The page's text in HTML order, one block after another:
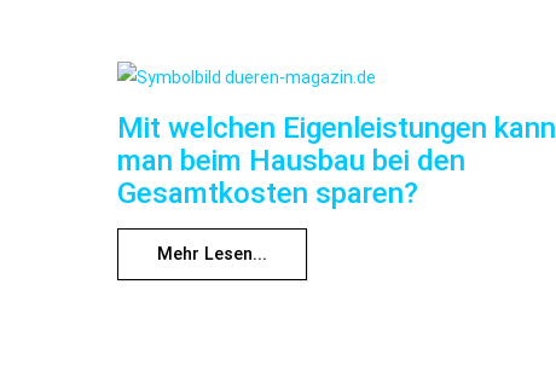
Mit welchen Eigenleistungen kann
man beim Hausbau bei den
Gesamtkosten sparen?
Mehr Lesen...